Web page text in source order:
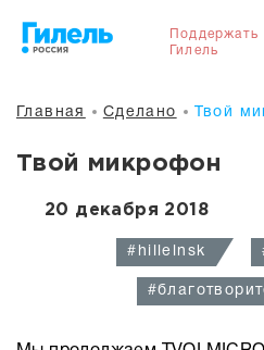
Поддержать
Гилель
Главная Сделано Твой
Твой микрофон
20 декабря 2018
#hillelnsk